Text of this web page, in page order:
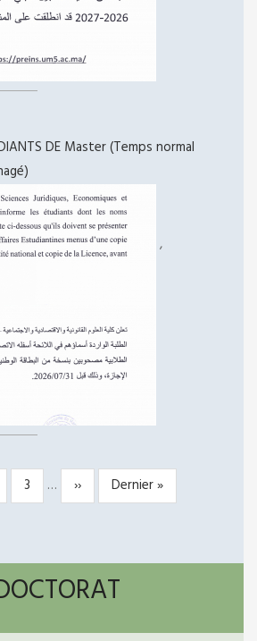
DE Master (Temps normal
,
Page
3 …
Page
suivante
››
Dernière
page
Dernier »